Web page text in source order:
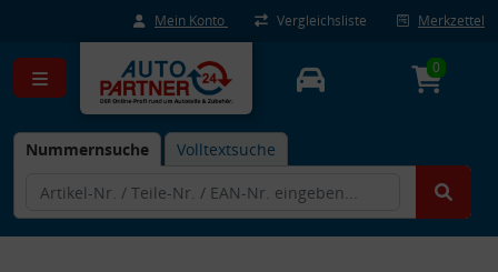
Mein Konto Vergleichsliste Merkzettel
Nummernsuche Volltextsuche
0